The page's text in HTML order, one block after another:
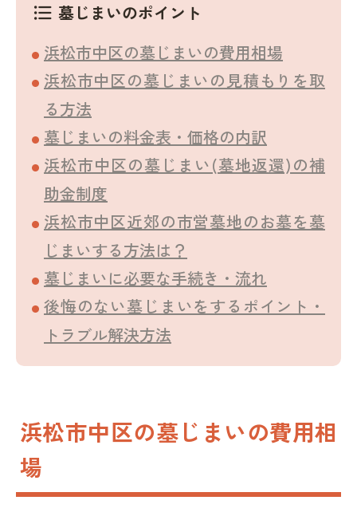
format_list_bulleted 墓じまいのポイント
浜松市中区の墓じまいの費用相場
浜松市中区の墓じまいの見積もりを取
る方法
墓じまいの料金表・価格の内訳
浜松市中区の墓じまい(墓地返還)の補
助金制度
浜松市中区近郊の市営墓地のお墓を墓
じまいする方法は？
墓じまいに必要な手続き・流れ
後悔のない墓じまいをするポイント・
トラブル解決方法
浜松市中区の墓じまいの費用相
場